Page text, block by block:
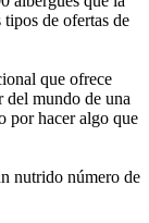
de ofertas de
que ofrece
del mundo de una
por hacer algo que
nutrido número de